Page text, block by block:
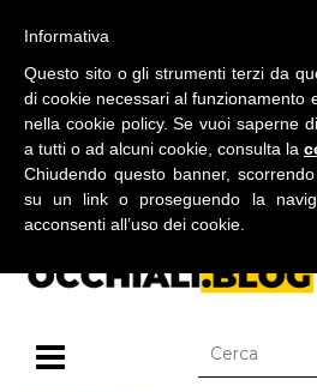
BLOG SU OCCHIALI DA SOLE E OCCHIALI DA
Informativa
Questo sito o gli strumenti terzi da
di cookie necessari al funzionamento
nella cookie policy. Se vuoi saperne
a tutti o ad alcuni cookie, consulta la
Chiudendo questo banner,
su un link o proseguendo la
acconsenti all’uso dei cookie.